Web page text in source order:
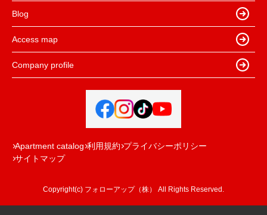
Blog
Access map
Company profile
Apartment catalog 利用規約 プライバシーポリシー
サイトマップ
Copyright(c) フォローアップ（株） All Rights Reserved.